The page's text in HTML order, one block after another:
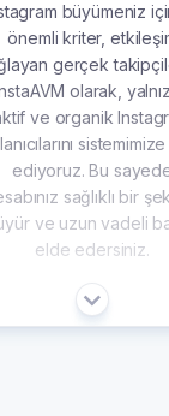
büyümeniz
önemli kriter,
gerçek
olarak,
ve organik
ediyoruz. Bu
sağlıklı bir
ve uzun vadeli
elde edersiniz.